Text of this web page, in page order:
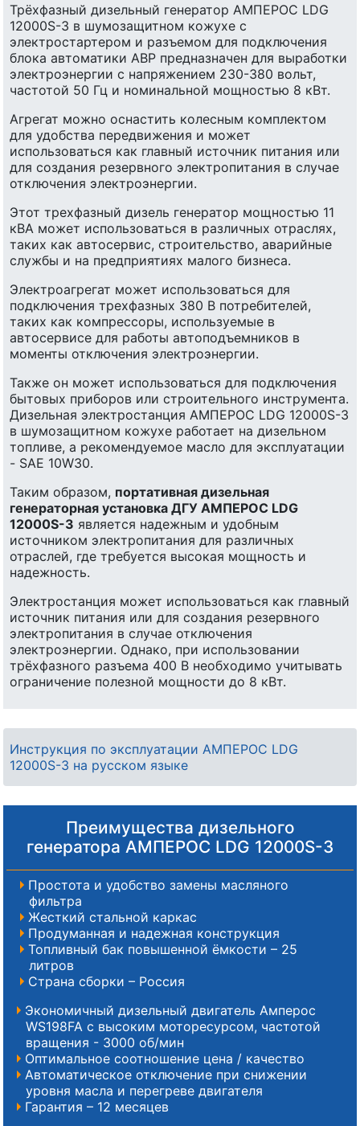
Трёхфазный дизельный генератор АМПЕРОС LDG
12000S-3 в шумозащитном кожухе с
электростартером и разъемом для подключения
блока автоматики АВР предназначен для выработки
электроэнергии с напряжением 230-380 вольт,
частотой 50 Гц и номинальной мощностью 8 кВт.
Агрегат можно оснастить колесным комплектом
для удобства передвижения и может
использоваться как главный источник питания или
для создания резервного электропитания в случае
отключения электроэнергии.
Этот трехфазный дизель генератор мощностью 11
кВА может использоваться в различных отраслях,
таких как автосервис, строительство, аварийные
службы и на предприятиях малого бизнеса.
Электроагрегат может использоваться для
подключения трехфазных 380 В потребителей,
таких как компрессоры, используемые в
автосервисе для работы автоподъемников в
моменты отключения электроэнергии.
Также он может использоваться для подключения
бытовых приборов или строительного инструмента.
Дизельная электростанция АМПЕРОС LDG 12000S-3
в шумозащитном кожухе работает на дизельном
топливе, а рекомендуемое масло для эксплуатации
- SAE 10W30.
Таким образом, портативная дизельная
генераторная установка ДГУ АМПЕРОС LDG
12000S-3 является надежным и удобным
источником электропитания для различных
отраслей, где требуется высокая мощность и
надежность.
Электростанция может использоваться как главный
источник питания или для создания резервного
электропитания в случае отключения
электроэнергии. Однако, при использовании
трёхфазного разъема 400 В необходимо учитывать
ограничение полезной мощности до 8 кВт.
Инструкция по эксплуатации АМПЕРОС LDG
12000S-3 на русском языке
Преимущества дизельного
генератора АМПЕРОС LDG 12000S-3
Простота и удобство замены масляного
фильтра
Жесткий стальной каркас
Продуманная и надежная конструкция
Топливный бак повышенной ёмкости – 25
литров
Страна сборки – Россия
Экономичный дизельный двигатель Амперос
WS198FA с высоким моторесурсом, частотой
вращения - 3000 об/мин
Оптимальное соотношение цена / качество
Автоматическое отключение при снижении
уровня масла и перегреве двигателя
Гарантия – 12 месяцев